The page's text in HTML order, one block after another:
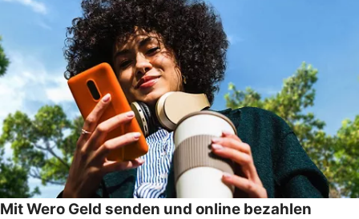
Mit Wero Geld senden und online bezahlen